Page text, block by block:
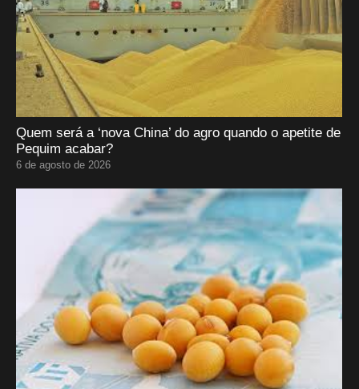
Quem será a ‘nova China’ do agro quando o apetite de
Pequim acabar?
6 de agosto de 2026